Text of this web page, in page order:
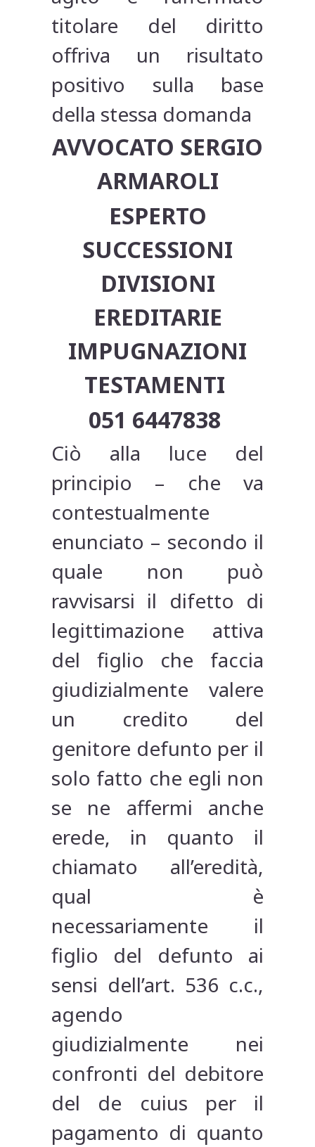
titolare del diritto
offriva un risultato
positivo sulla base
della stessa domanda
AVVOCATO SERGIO
ARMAROLI
ESPERTO
SUCCESSIONI
DIVISIONI
EREDITARIE
IMPUGNAZIONI
TESTAMENTI
051 6447838
Ciò alla luce del
principio – che va
contestualmente
enunciato – secondo il
quale non può
ravvisarsi il difetto di
legittimazione attiva
del figlio che faccia
giudizialmente valere
un credito del
genitore defunto per il
solo fatto che egli non
se ne affermi anche
erede, in quanto il
chiamato all’eredità,
qual è
necessariamente il
figlio del defunto ai
sensi dell’art. 536 c.c.,
agendo
giudizialmente nei
confronti del debitore
del de cuius per il
pagamento di quanto